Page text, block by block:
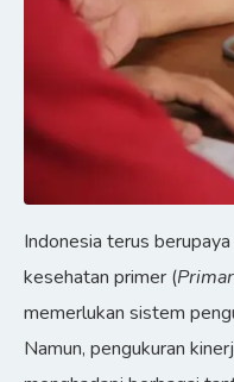
Indonesia terus
kesehatan primer (
memerlukan sistem
Namun, pengukuran